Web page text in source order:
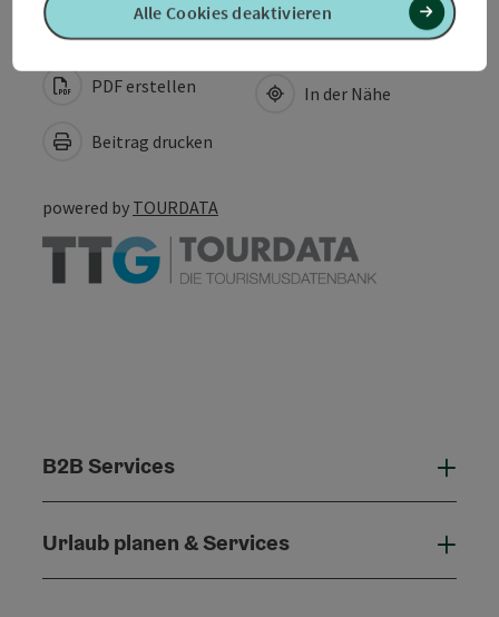
PDF erstellen
Beitrag drucken
In der Nähe
powered by TOURDATA
B2B Services
Urlaub planen & Services
Alle Cookies deaktivieren